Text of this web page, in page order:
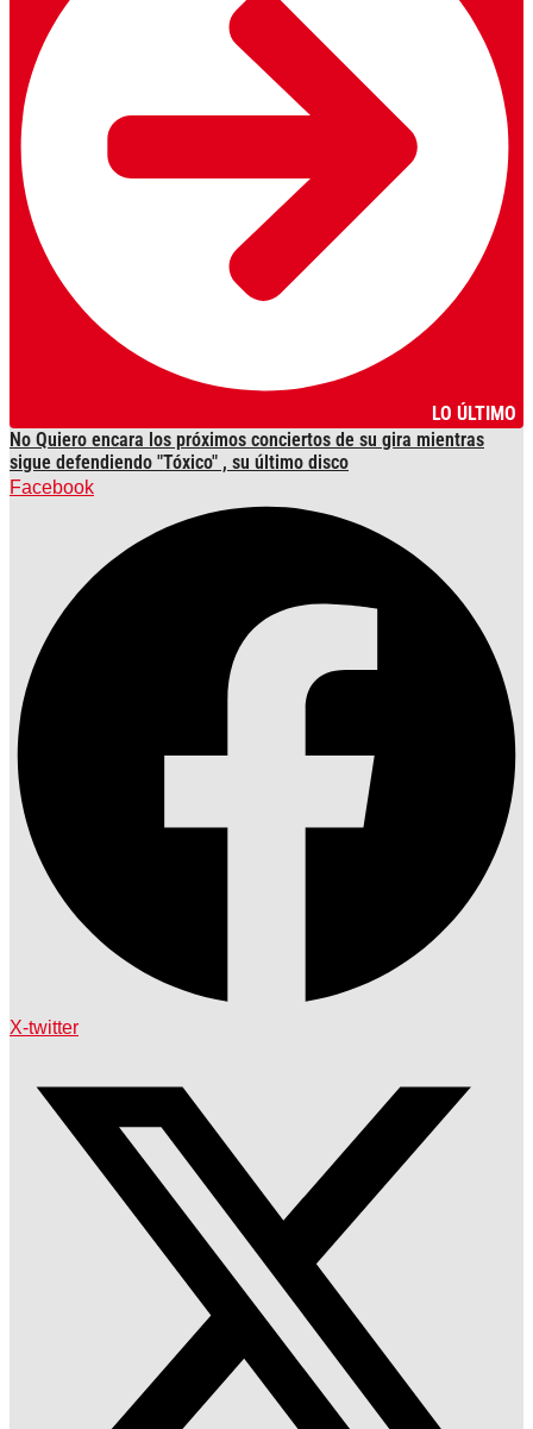
LO ÚLTIMO
No Quiero encara los próximos conciertos de su gira mientras
sigue defendiendo "Tóxico" , su último disco
Facebook
X-twitter